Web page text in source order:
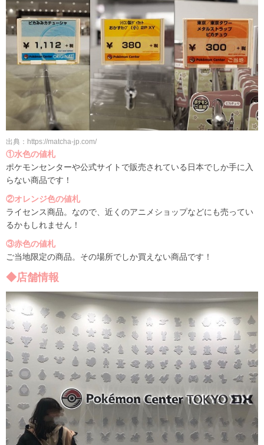
出典：https://matcha-jp.com/
①水色の値札
ポケモンセンターや公式サイトで販売されている日本でしか手に入
らない商品です！
②オレンジ色の値札
ライセンス商品。なので、近くのアニメショップなどにも売ってい
るかもしれません！
③赤色の値札
ご当地限定の商品。その場所でしか買えない商品です！
◆店舗情報